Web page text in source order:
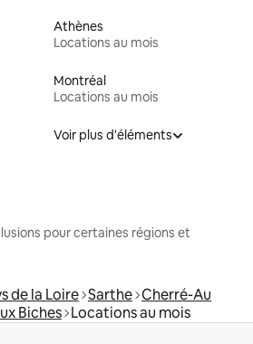
Athènes
Locations au mois
Montréal
Locations au mois
Voir plus d'éléments
pour certaines régions et
de la Loire Sarthe Cherré-Au
Biches Locations au mois